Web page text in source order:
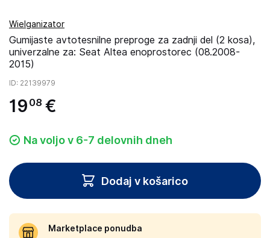
Wielganizator
Gumijaste avtotesnilne preproge za zadnji del (2 kosa),
univerzalne za: Seat Altea enoprostorec (08.2008-
2015)
ID: 22139979
19 08 €
Na voljo v 6-7 delovnih dneh
Dodaj v košarico
Marketplace ponudba